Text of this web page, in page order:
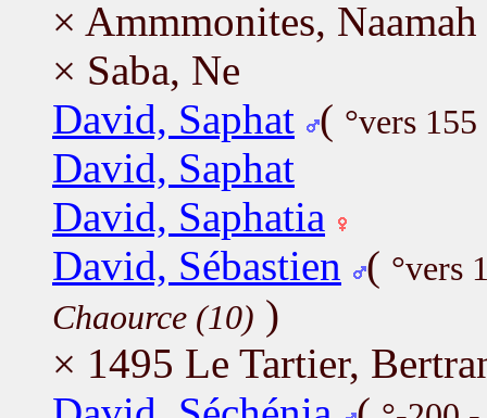
× Ammmonites, Naamah
× Saba, Ne
David, Saphat ( °vers
David, Saphat
David, Saphatia
David, Sébastien
( °vers
Chaource (10) )
× 1495 Le Tartier,